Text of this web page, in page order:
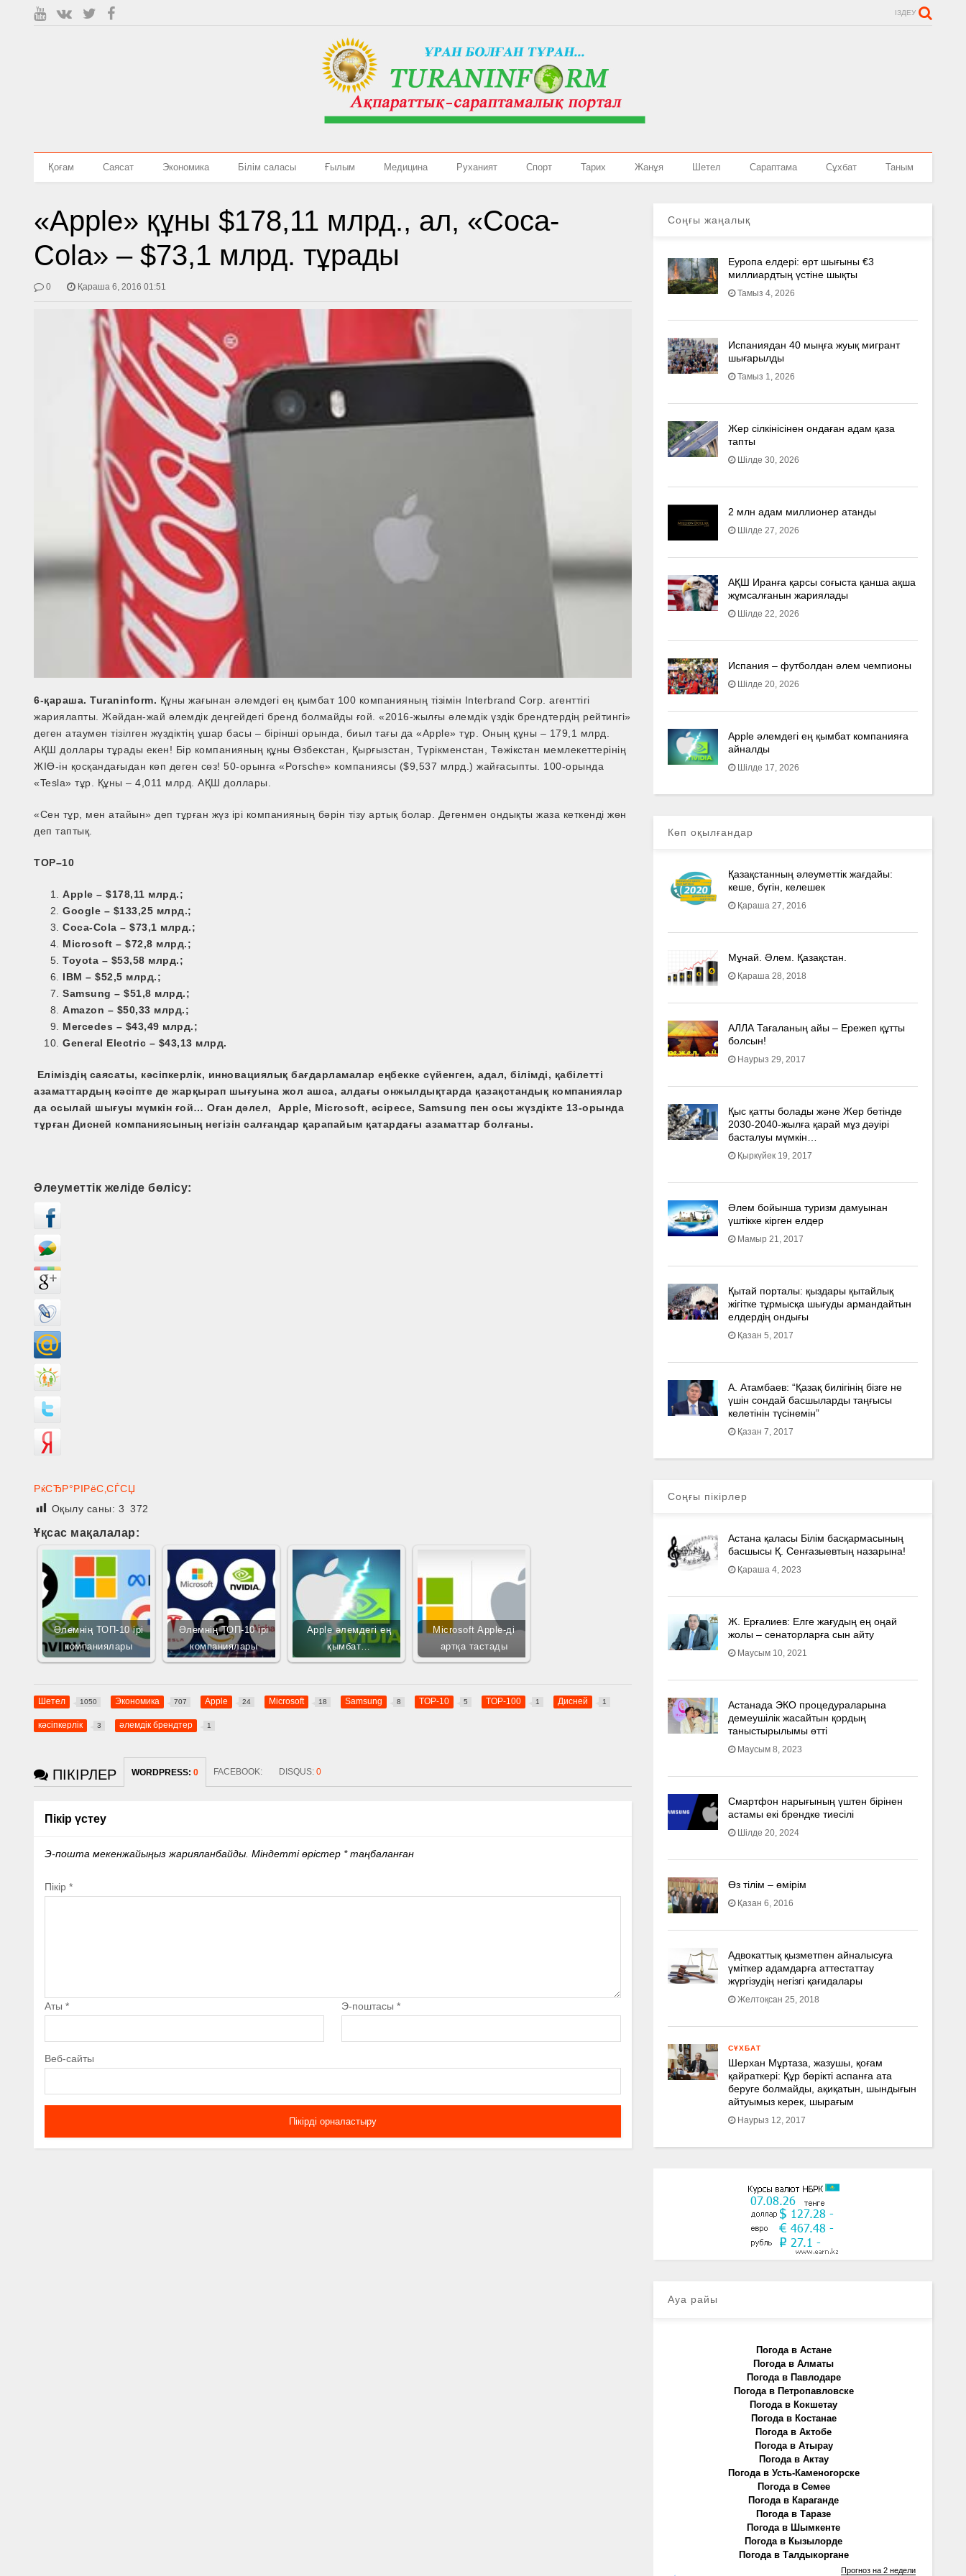
ІЗДЕУ
Қоғам Саясат Экономика Білім саласы Ғылым Медицина Руханият Спорт Тарих Жанұя Шетел Сараптама Сұхбат Таным
«Apple» құны $178,11 млрд., ал, «Coca-
Cola» – $73,1 млрд. тұрады
0 Қараша 6, 2016 01:51
6-қараша. Turaninform. Құны жағынан әлемдегі ең қымбат 100 компанияның тізімін Interbrand Corp. агенттігі
жариялапты. Жәйдан­-жай әлемдік деңгейдегі бренд болмайды ғой. «2016-жылғы әлемдік үздік брендтердің рейтингі»
деген атаумен тізілген жүздіктің ұшар басы – бірінші орында, биыл тағы да «Apple» тұр. Оның құны – 179,1 млрд.
АҚШ доллары тұрады екен! Бір компанияның құны Өзбекстан, Қырғызстан, Түрікменстан, Тәжікстан мемлекеттерінің
ЖІӨ­-ін қосқандағыдан көп деген сөз! 50-орынға «Porsche» компаниясы ($9,537 млрд.) жайғасыпты. 100­-орында
«Tesla» тұр. Құны – 4,011 млрд. АҚШ доллары.
«Сен тұр, мен атайын» деп тұрған жүз ірі компанияның бәрін тізу артық болар. Дегенмен ондықты жаза кеткенді жөн
деп таптық.
TOP–10
Apple – $178,11 млрд.;
Google – $133,25 млрд.;
Coca-Cola – $73,1 млрд.;
Microsoft – $72,8 млрд.;
Toyota – $53,58 млрд.;
IBM – $52,5 млрд.;
Samsung – $51,8 млрд.;
Amazon – $50,33 млрд.;
Mercedes – $43,49 млрд.;
General Electric – $43,13 млрд.
Еліміздің саясаты, кәсіпкерлік, инновациялық бағдарламалар еңбекке сүйенген, адал, білімді, қабілетті
азаматтардың кәсіпте де жарқырап шығуына жол ашса, алдағы онжылдықтарда қазақстандық компаниялар
да осылай шығуы мүмкін ғой… Оған дәлел, Apple, Microsoft, әсіресе, Samsung пен осы жүздікте 13-орында
тұрған Дисней компаниясының негізін салғандар қарапайым қатардағы азаматтар болғаны.
Әлеуметтік желіде бөлісу:
РќСЂР°РІРёС‚СЃСЏ
Оқылу саны: 3 372
Ұқсас мақалалар:
Әлемнің ТОП-10 ірі
компаниялары
Әлемнің ТОП-10 ірі
компаниялары
Apple әлемдегі ең
қымбат…
Microsoft Apple-ді
артқа тастады
Шетел 1050 Экономика 707 Apple 24 Microsoft 18 Samsung 8 TOP-10 5 TOP-100 1 Дисней 1
кәсіпкерлік 3 әлемдік брендтер 1
ПІКІРЛЕР WORDPRESS:0 FACEBOOK: DISQUS:0
Пікір үстеу
Э-пошта мекенжайыңыз жарияланбайды.Міндетті өрістер *таңбаланған
Пікір*
Аты* Э-поштасы*
Веб-сайты
Соңғы жаңалық
Еуропа елдері: өрт шығыны €3
миллиардтың үстіне шықты
Тамыз 4, 2026
Испаниядан 40 мыңға жуық мигрант
шығарылды
Тамыз 1, 2026
Жер сілкінісінен ондаған адам қаза
тапты
Шілде 30, 2026
2 млн адам миллионер атанды
Шілде 27, 2026
АҚШ Иранға қарсы соғыста қанша ақша
жұмсалғанын жариялады
Шілде 22, 2026
Испания – футболдан әлем чемпионы
Шілде 20, 2026
Apple әлемдегі ең қымбат компанияға
айналды
Шілде 17, 2026
Көп оқылғандар
Қазақстанның әлеуметтік жағдайы:
кеше, бүгін, келешек
Қараша 27, 2016
Мұнай. Әлем. Қазақстан.
Қараша 28, 2018
АЛЛА Тағаланың айы – Ережеп құтты
болсын!
Наурыз 29, 2017
Қыс қатты болады және Жер бетінде
2030-2040­-жылға қарай мұз дәуірі
басталуы мүмкін…
Қыркүйек 19, 2017
Әлем бойынша туризм дамуынан
үштікке кірген елдер
Мамыр 21, 2017
Қытай порталы: қыздары қытайлық
жігітке тұрмысқа шығуды армандайтын
елдердің ондығы
Қазан 5, 2017
А. Атамбаев: “Қазақ билігінің бізге не
үшін сондай басшыларды таңғысы
келетінін түсінемін”
Қазан 7, 2017
Соңғы пікірлер
Астана қаласы Білім басқармасының
басшысы Қ. Сенғазыевтың назарына!
Қараша 4, 2023
Ж. Ерғалиев: Елге жағудың ең оңай
жолы – сенаторларға сын айту
Маусым 10, 2021
Астанада ЭКО процедураларына
демеушілік жасайтын қордың
таныстырылымы өтті
Маусым 8, 2023
Смартфон нарығының үштен бірінен
астамы екі брендке тиесілі
Шілде 20, 2024
Өз тілім – өмірім
Қазан 6, 2016
Адвокаттық қызметпен айналысуға
үмiткер адамдарға аттестаттау
жүргізудің негізгі қағидалары
Желтоқсан 25, 2018
СҰХБАТ
Шерхан Мұртаза, жазушы, қоғам
қайраткері: Құр бөрікті аспанға ата
беруге болмайды, ақиқатын, шындығын
айтуымыз керек, шырағым
Наурыз 12, 2017
Ауа райы
Погода в Астане
Погода в Алматы
Погода в Павлодаре
Погода в Петропавловске
Погода в Кокшетау
Погода в Костанае
Погода в Актобе
Погода в Атырау
Погода в Актау
Погода в Усть-Каменогорске
Погода в Семее
Погода в Караганде
Погода в Таразе
Погода в Шымкенте
Погода в Кызылорде
Погода в Талдыкоргане
Прогноз на 2 недели